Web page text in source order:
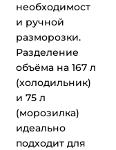
необходимост
и ручной
разморозки.
Разделение
объёма на 167 л
(холодильник)
и 75 л
(морозилка)
идеально
подходит для